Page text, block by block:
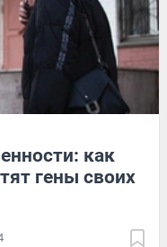
как
гены своих